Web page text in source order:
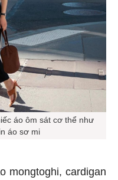
áo ôm sát cơ thể như
áo sơ mi
mongtoghi, cardigan